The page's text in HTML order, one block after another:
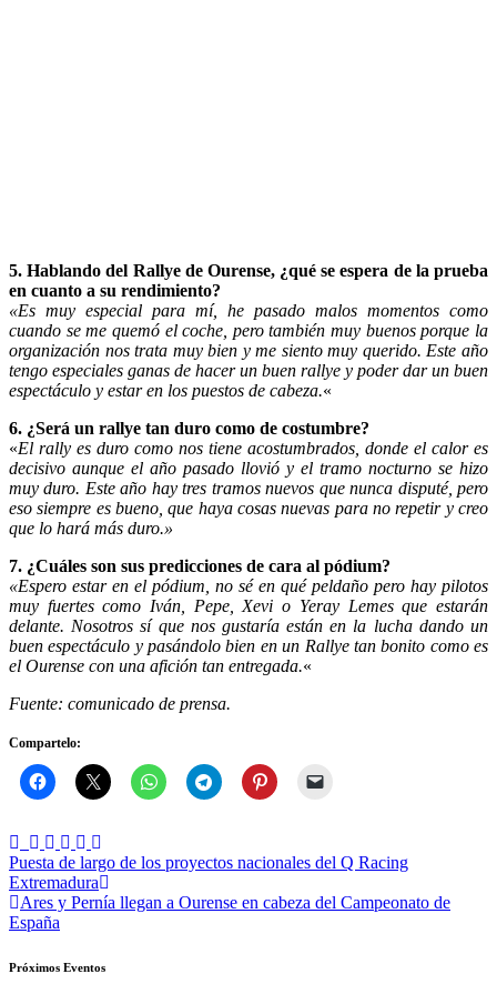
5. Hablando del Rallye de Ourense, ¿qué se espera de la prueba
en cuanto a su rendimiento?
«Es muy especial para mí, he pasado malos momentos como
cuando se me quemó el coche, pero también muy buenos porque la
organización nos trata muy bien y me siento muy querido. Este año
tengo especiales ganas de hacer un buen rallye y poder dar un buen
espectáculo y estar en los puestos de cabeza.«
6. ¿Será un rallye tan duro como de costumbre?
«El rally es duro como nos tiene acostumbrados, donde el calor es
decisivo aunque el año pasado llovió y el tramo nocturno se hizo
muy duro. Este año hay tres tramos nuevos que nunca disputé, pero
eso siempre es bueno, que haya cosas nuevas para no repetir y creo
que lo hará más duro.»
7. ¿Cuáles son sus predicciones de cara al pódium?
«Espero estar en el pódium, no sé en qué peldaño pero hay pilotos
muy fuertes como Iván, Pepe, Xevi o Yeray Lemes que estarán
delante. Nosotros sí que nos gustaría están en la lucha dando un
buen espectáculo y pasándolo bien en un Rallye tan bonito como es
el Ourense con una afición tan entregada.«
Fuente: comunicado de prensa.
Compartelo:
Navegación
de
entradas
Puesta de largo de los proyectos nacionales del Q Racing
Extremadura
Ares y Pernía llegan a Ourense en cabeza del Campeonato de
España
Próximos Eventos